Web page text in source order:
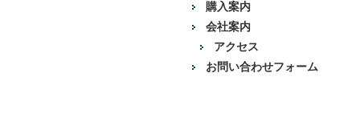
購入案内
会社案内
アクセス
お問い合わせフォーム